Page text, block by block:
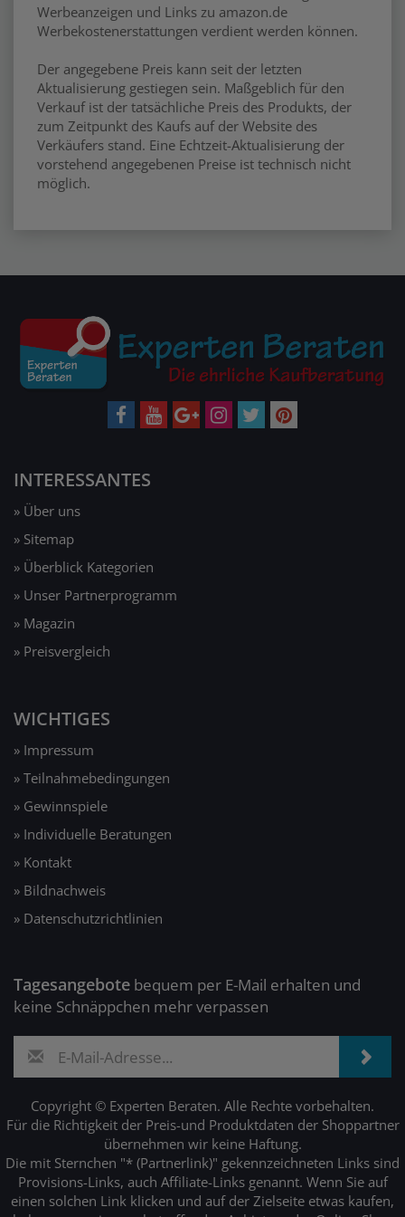
Werbeanzeigen und Links zu amazon.de
Werbekostenerstattungen verdient werden können.
Der angegebene Preis kann seit der letzten
Aktualisierung gestiegen sein. Maßgeblich für den
Verkauf ist der tatsächliche Preis des Produkts, der
zum Zeitpunkt des Kaufs auf der Website des
Verkäufers stand. Eine Echtzeit-Aktualisierung der
vorstehend angegebenen Preise ist technisch nicht
möglich.
INTERESSANTES
» Über uns
» Sitemap
» Überblick Kategorien
» Unser Partnerprogramm
» Magazin
» Preisvergleich
WICHTIGES
» Impressum
» Teilnahmebedingungen
» Gewinnspiele
» Individuelle Beratungen
» Kontakt
» Bildnachweis
» Datenschutzrichtlinien
Tagesangebote bequem per E-Mail erhalten und
keine Schnäppchen mehr verpassen
Copyright © Experten Beraten. Alle Rechte vorbehalten.
Für die Richtigkeit der Preis-und Produktdaten der Shoppartner
übernehmen wir keine Haftung.
Die mit Sternchen "* (Partnerlink)" gekennzeichneten Links sind
Provisions-Links, auch Affiliate-Links genannt. Wenn Sie auf
einen solchen Link klicken und auf der Zielseite etwas kaufen,